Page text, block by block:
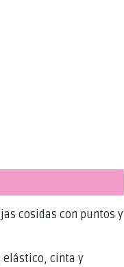
cosidas con puntos y
elástico, cinta y